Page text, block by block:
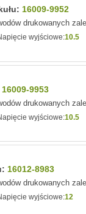
16009-9952
drukowanych
wyjściowe:10.5
16009-9953
drukowanych
wyjściowe:10.5
16012-8983
drukowanych
wyjściowe:12